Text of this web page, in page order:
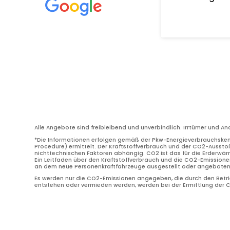
Alle Angebote sind freibleibend und unverbindlich. Irrtümer und
*Die Informationen erfolgen gemäß der Pkw-
Procedure) ermittelt. Der Kraftstoffverbrauch und der CO2-
nichttechnischen Faktoren abhängig. CO2 ist das für die
Ein Leitfaden über den Kraftstoffverbrauch und die CO2-
an dem neue Personenkraftfahrzeuge ausgestellt oder
Es werden nur die CO2-Emissionen angegeben, die durch den
entstehen oder vermieden werden, werden bei der Ermittlung der